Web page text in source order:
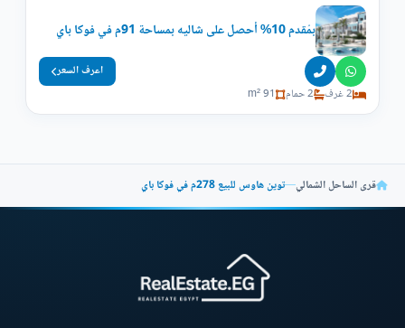
بمُقدم 10% أحصل على شاليه بمساحة 91م في فوكا باي
2 غرف 2 حمام 91 m²
اعرف السعر
قرى الساحل الشمالي—توين هاوس للبيع 278م في فوكا باي